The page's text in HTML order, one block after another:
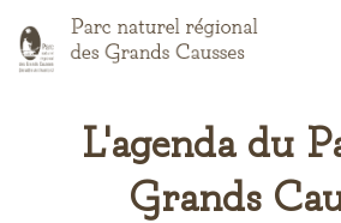
to
main
L'agenda du
Grands